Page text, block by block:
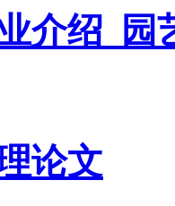
介绍_园
论文